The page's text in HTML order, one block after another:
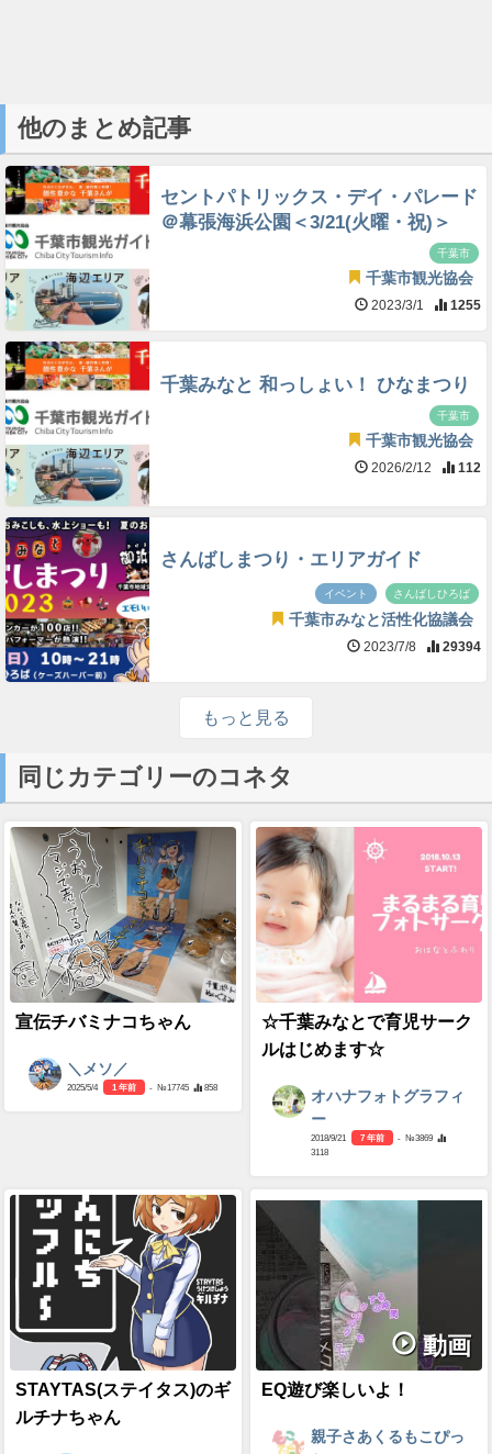
他のまとめ記事
セントパトリックス・デイ・パレード
＠幕張海浜公園＜3/21(火曜・祝)＞
千葉市
千葉市観光協会
2023/3/1 1255
千葉みなと 和っしょい！ ひなまつり
千葉市
千葉市観光協会
2026/2/12 112
さんばしまつり・エリアガイド
イベント さんばしひろば
千葉市みなと活性化協議会
2023/7/8 29394
もっと見る
同じカテゴリーのコネタ
宣伝チバミナコちゃん
＼メソ／
2025/5/4 1 年前 - №17745 858
☆千葉みなとで育児サーク
ルはじめます☆
オハナフォトグラフィ
ー
2018/9/21 7 年前
- №3869
3118
STAYTAS(ステイタス)のギ
ルチナちゃん
動画
EQ遊び楽しいよ！
親子さあくるもこぴっ